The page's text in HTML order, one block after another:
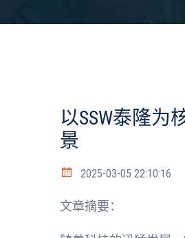
以SSW泰隆
景
2025-03-05 22:10:16
文章摘要：